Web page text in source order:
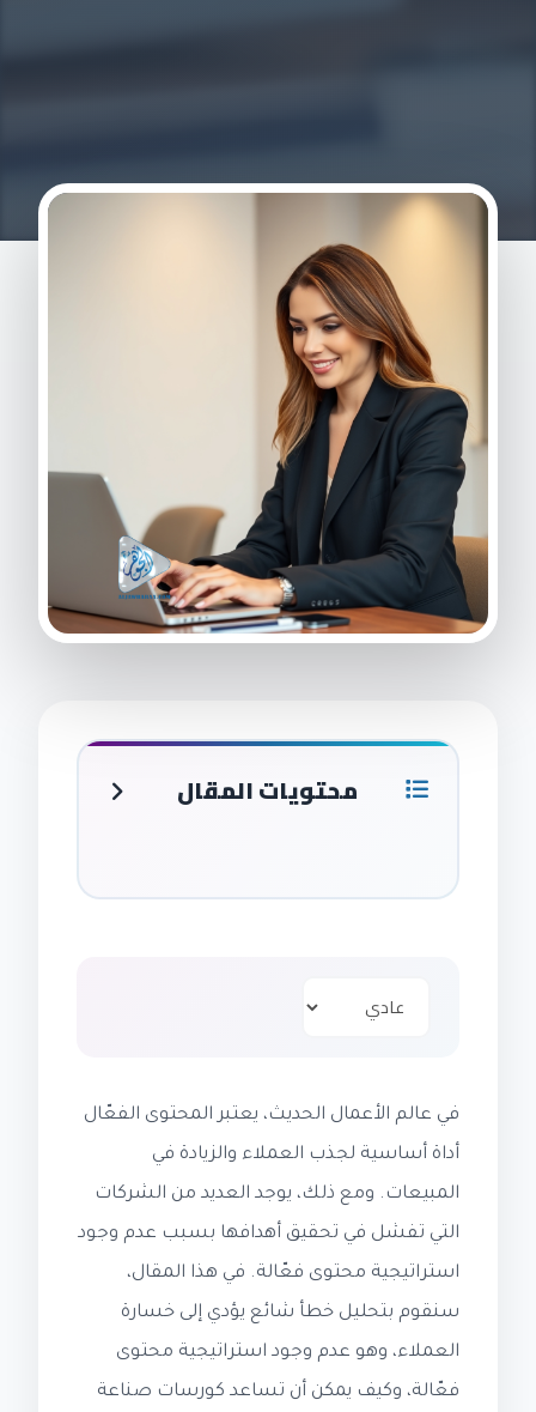
محتويات المقال
في عالم الأعمال الحديث، يعتبر المحتوى الفعّال
أداة أساسية لجذب العملاء والزيادة في
المبيعات. ومع ذلك، يوجد العديد من الشركات
التي تفشل في تحقيق أهدافها بسبب عدم وجود
استراتيجية محتوى فعّالة. في هذا المقال،
سنقوم بتحليل خطأ شائع يؤدي إلى خسارة
العملاء، وهو عدم وجود استراتيجية محتوى
فعّالة، وكيف يمكن أن تساعد كورسات صناعة